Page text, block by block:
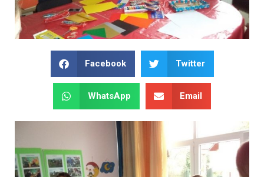
Facebook Twitter
WhatsApp Email